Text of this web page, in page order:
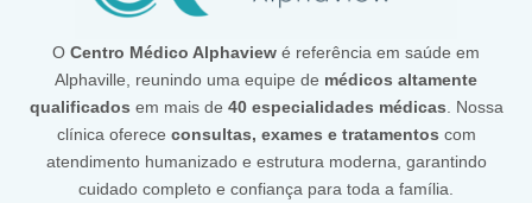
O Centro Médico Alphaview é referência em saúde em
Alphaville, reunindo uma equipe de médicos altamente
qualificados em mais de 40 especialidades médicas . Nossa
clínica oferece consultas, exames e tratamentos com
atendimento humanizado e estrutura moderna, garantindo
cuidado completo e confiança para toda a família.